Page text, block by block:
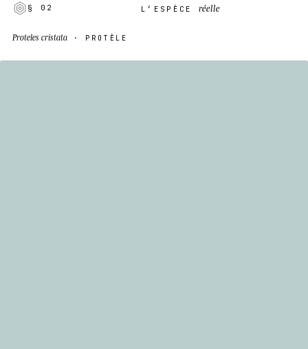
§ 02 L’ESPÈCEréelle
Proteles cristata · PROTÈLE